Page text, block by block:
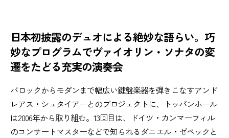
日本初披露のデュオによる絶妙な語らい。巧
妙なプログラムでヴァイオリン・ソナタの変
遷をたどる充実の演奏会
バロックからモダンまで幅広い鍵盤楽器を弾きこなすアンド
レアス・シュタイアーとのプロジェクトに、トッパンホール
は2006年から取り組む。13回目は、ドイツ・カンマーフィル
のコンサートマスターなどで知られるダニエル・ゼペックと